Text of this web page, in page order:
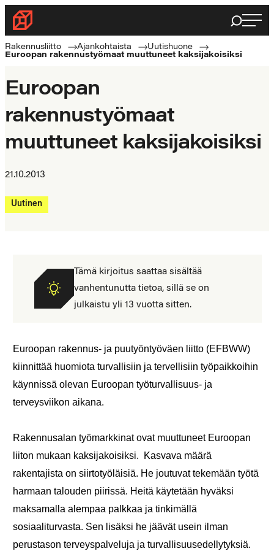
Siirry
suoraan
sisältöön
Rakennusliitto
Rakennusalan
ammattilaisten
Haku
Rakennusliitto Ajankohtaista
Uutishuone
Euroopan rakennustyömaat muuttuneet kaksijakoisiksi
Euroopan
rakennustyömaat
muuttuneet kaksijakoisiksi
21.10.2013
Uutinen
Tämä kirjoitus saattaa sisältää
vanhentunutta tietoa, sillä se on
julkaistu yli 13 vuotta sitten.
Euroopan rakennus- ja puutyöntyöväen liitto (EFBWW)
kiinnittää huomiota turvallisiin ja tervellisiin työpaikkoihin
käynnissä olevan Euroopan työturvallisuus- ja
terveysviikon aikana.
Rakennusalan työmarkkinat ovat muuttuneet Euroopan
liiton mukaan kaksijakoisiksi. Kasvava määrä
rakentajista on siirtotyöläisiä. He joutuvat tekemään työtä
harmaan talouden piirissä. Heitä käytetään hyväksi
maksamalla alempaa palkkaa ja tinkimällä
sosiaaliturvasta. Sen lisäksi he jäävät usein ilman
perustason terveyspalveluja ja turvallisuusedellytyksiä.